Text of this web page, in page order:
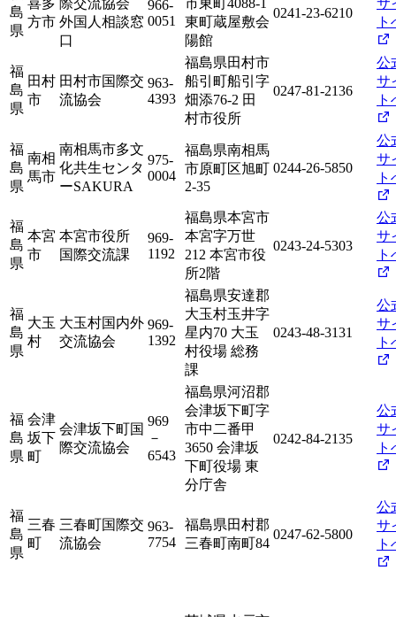
島
県
喜多
方市
際交流協会
外国人相談窓
口
966-
0051
市東町4088-1
東町蔵屋敷会
陽館
0241-23-6210
サ
ト
福
島
県
田村
市
田村市国際交
流協会
963-
4393
福島県田村市
船引町船引字
畑添76-2 田
村市役所
0247-81-2136
公
サ
ト
福
島
県
南相
馬市
南相馬市多文
化共生センタ
ーSAKURA
975-
0004
福島県南相馬
市原町区旭町
2-35
0244-26-5850
公
サ
ト
福
島
県
本宮
市
本宮市役所
国際交流課
969-
1192
福島県本宮市
本宮字万世
212 本宮市役
所2階
0243-24-5303
公
サ
ト
福
島
県
大玉
村
大玉村国内外
交流協会
969-
1392
福島県安達郡
大玉村玉井字
星内70 大玉
村役場 総務
課
0243-48-3131
公
サ
ト
福
島
県
会津
坂下
町
会津坂下町国
際交流協会
969
－
6543
福島県河沼郡
会津坂下町字
市中二番甲
3650 会津坂
下町役場 東
分庁舎
0242-84-2135
公
サ
ト
福
島
県
三春
町
三春町国際交
流協会
963-
7754
福島県田村郡
三春町南町84
0247-62-5800
公
サ
ト